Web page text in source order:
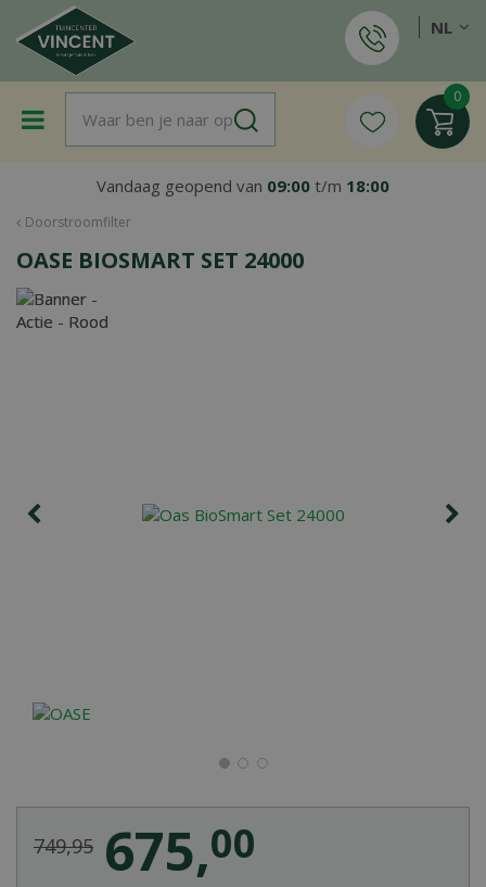
a
Doorstroomfilter
Vandaag geopend van 09:00 t/m 18:00
NL
OASE BIOSMART SET 24000
749,95 675,00